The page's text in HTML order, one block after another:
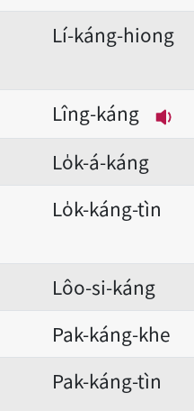
播
Lí-káng-hiong
Lîng-káng
播
Lo̍k-á-káng
Lo̍k-káng-tìn
Lôo-si-káng
Pak-káng-khe
Pak-káng-tìn